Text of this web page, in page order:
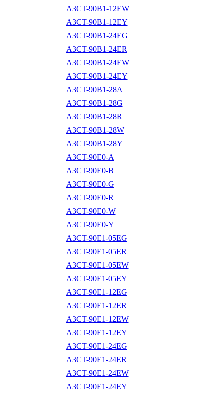
A3CT-90B1-12EW
A3CT-90B1-12EY
A3CT-90B1-24EG
A3CT-90B1-24ER
A3CT-90B1-24EW
A3CT-90B1-24EY
A3CT-90B1-28A
A3CT-90B1-28G
A3CT-90B1-28R
A3CT-90B1-28W
A3CT-90B1-28Y
A3CT-90E0-A
A3CT-90E0-B
A3CT-90E0-G
A3CT-90E0-R
A3CT-90E0-W
A3CT-90E0-Y
A3CT-90E1-05EG
A3CT-90E1-05ER
A3CT-90E1-05EW
A3CT-90E1-05EY
A3CT-90E1-12EG
A3CT-90E1-12ER
A3CT-90E1-12EW
A3CT-90E1-12EY
A3CT-90E1-24EG
A3CT-90E1-24ER
A3CT-90E1-24EW
A3CT-90E1-24EY